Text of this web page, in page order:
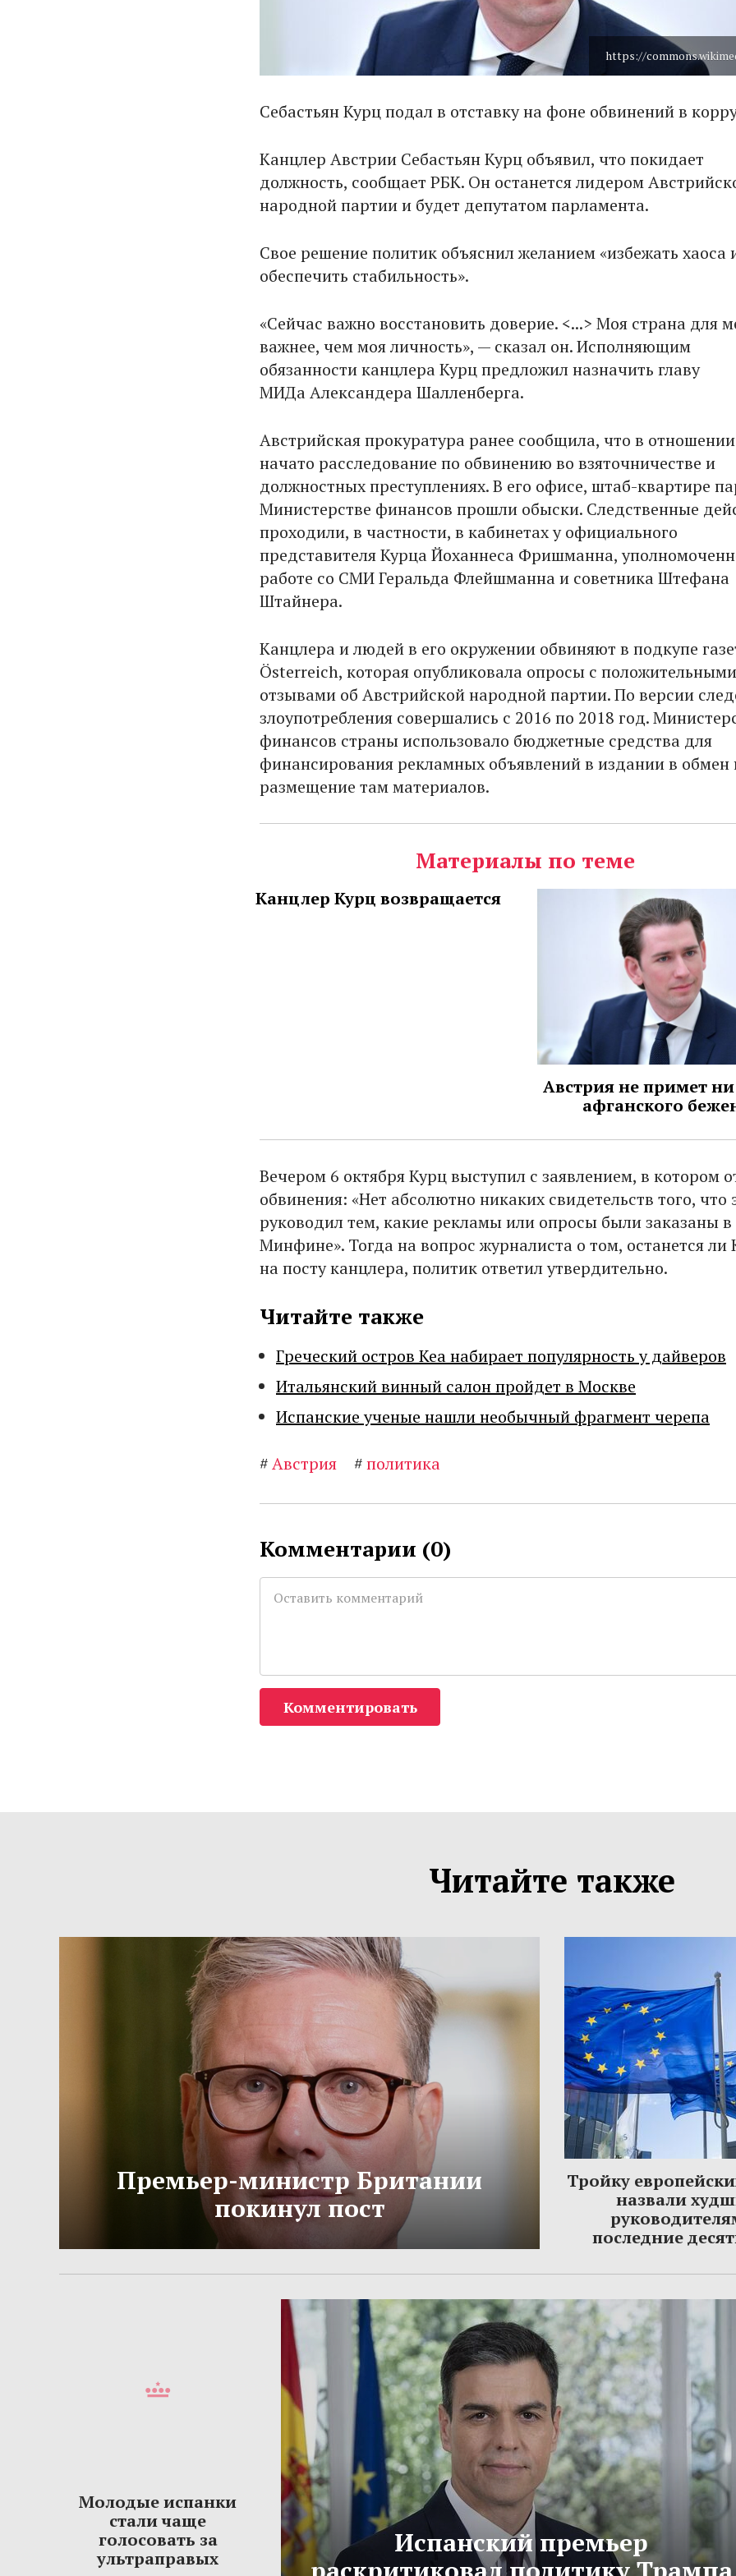
https://
Себастьян Курц подал в отставку на фоне обвинений в
Канцлер Австрии Себастьян Курц объявил, что покидает
должность, сообщает РБК. Он останется лидером
народной партии и будет депутатом парламента.
Свое решение политик объяснил желанием «избежать хаоса
обеспечить стабильность».
«Сейчас важно восстановить доверие. <...> Моя страна для
важнее, чем моя личность», — сказал он. Исполняющим
обязанности канцлера Курц предложил назначить главу
МИДа Александера Шалленберга.
Австрийская прокуратура ранее сообщила, что в
начато расследование по обвинению во взяточничестве и
должностных преступлениях. В его офисе, штаб-квартире
Министерстве финансов прошли обыски. Следственные
проходили, в частности, в кабинетах у официального
представителя Курца Йоханнеса Фришманна,
работе со СМИ Геральда Флейшманна и советника Штефана
Штайнера.
Канцлера и людей в его окружении обвиняют в подкупе
Österreich, которая опубликовала опросы с положительными
отзывами об Австрийской народной партии. По версии
злоупотребления совершались с 2016 по 2018 год.
финансов страны использовало бюджетные средства для
финансирования рекламных объявлений в издании в обмен
размещение там материалов.
Материалы по теме
Канцлер Курц возвращается
Австрия не примет
афганского
Вечером 6 октября Курц выступил с заявлением, в котором
обвинения: «Нет абсолютно никаких свидетельств того, что
руководил тем, какие рекламы или опросы были заказаны в
Минфине». Тогда на вопрос журналиста о том, останется ли
на посту канцлера, политик ответил утвердительно.
Читайте также
Греческий остров Кеа набирает популярность у дайверов
Итальянский винный салон пройдет в Москве
Испанские ученые нашли необычный фрагмент черепа
#Австрия #политика
Комментарии (0)
Комментировать
Читайте также
Премьер-министр Британии
покинул пост
Тройку
назвали
последние
Молодые испанки
стали чаще
голосовать за
ультраправых
Испанский премьер